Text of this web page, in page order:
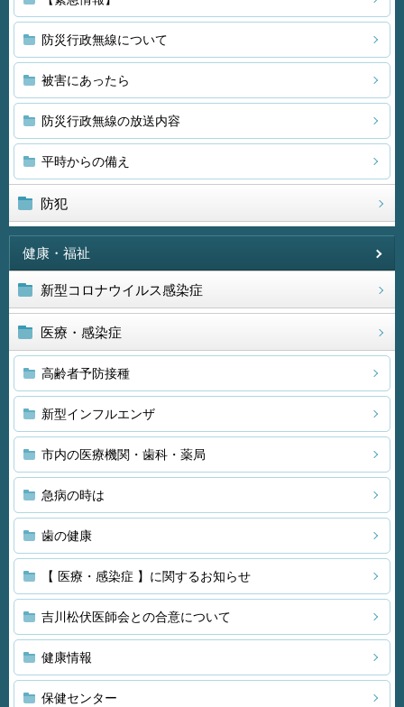
防災行政無線について
被害にあったら
防災行政無線の放送内容
平時からの備え
防犯
健康・福祉
新型コロナウイルス感染症
医療・感染症
高齢者予防接種
新型インフルエンザ
市内の医療機関・歯科・薬局
急病の時は
歯の健康
【 医療・感染症 】に関するお知らせ
吉川松伏医師会との合意について
健康情報
保健センター